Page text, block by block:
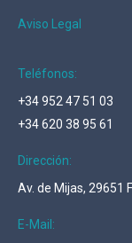
Aviso Legal
Teléfonos:
+34 952 47 51 03
+34 620 38 95 61
Dirección:
Av. de Mijas, 29651
E-Mail: